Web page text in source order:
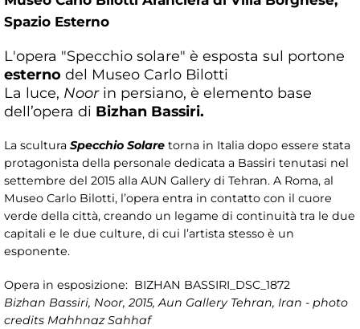
Spazio Esterno
L'opera "Specchio solare" è esposta sul portone
esterno del Museo Carlo Bilotti
La luce, Noor in persiano, è elemento base
dell’opera di Bizhan Bassiri.
La scultura Specchio Solare torna in Italia dopo essere stata
protagonista della personale dedicata a Bassiri tenutasi nel
settembre del 2015 alla AUN Gallery di Tehran. A Roma, al
Museo Carlo Bilotti, l’opera entra in contatto con il cuore
verde della città, creando un legame di continuità tra le due
capitali e le due culture, di cui l’artista stesso è un
esponente.
Opera in esposizione: BIZHAN BASSIRI_DSC_1872
Bizhan Bassiri, Noor, 2015, Aun Gallery Tehran, Iran - photo
credits Mahhnaz Sahhaf